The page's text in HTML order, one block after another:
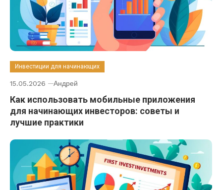
Инвестиции для начинающих
15.05.2026 Андрей
Как использовать мобильные приложения
для начинающих инвесторов: советы и
лучшие практики